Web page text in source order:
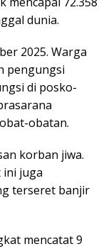
dunia.
2025. Warga
pengungsi
di posko-
obatan.
korban jiwa.
ini juga
terseret banjir
mencatat 9